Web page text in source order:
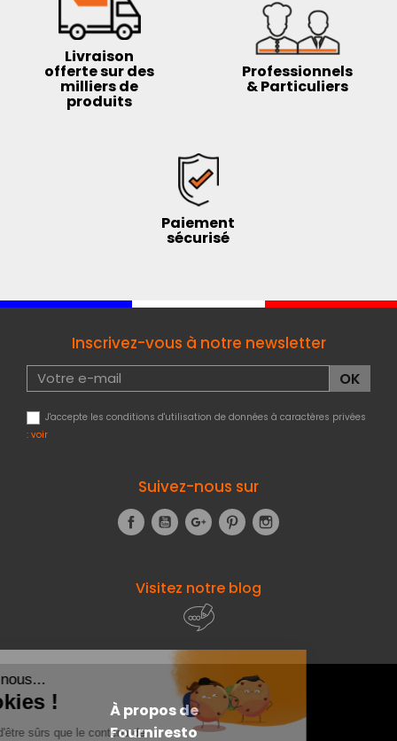
Livraison
offerte sur des
milliers de
produits
Professionnels
& Particuliers
Paiement
sécurisé
Inscrivez-vous à notre newsletter
J'accepte les conditions d'utilisation de données à caractères privées
: voir
Suivez-nous sur
FacebookYouTubeGoogle+Pinterest
Visitez notre blog
À propos de
Fourniresto